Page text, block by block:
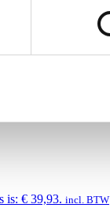
is: € 39,93. incl. BTW